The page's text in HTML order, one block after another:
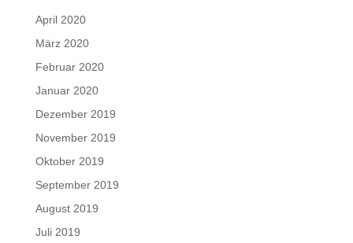
April 2020
März 2020
Februar 2020
Januar 2020
Dezember 2019
November 2019
Oktober 2019
September 2019
August 2019
Juli 2019